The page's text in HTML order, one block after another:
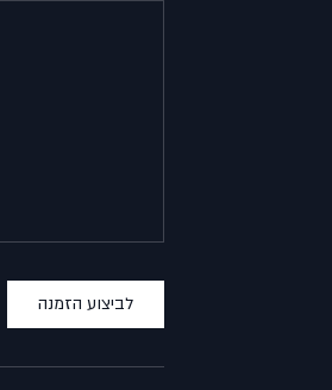
לביצוע הזמנה